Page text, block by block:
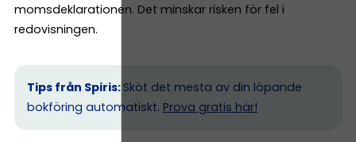
momsdeklarationen. Det minskar risken för fel i
redovisningen.
Tips från Spiris: Sköt det mesta av din löpande
bokföring automatiskt. Prova gratis här!